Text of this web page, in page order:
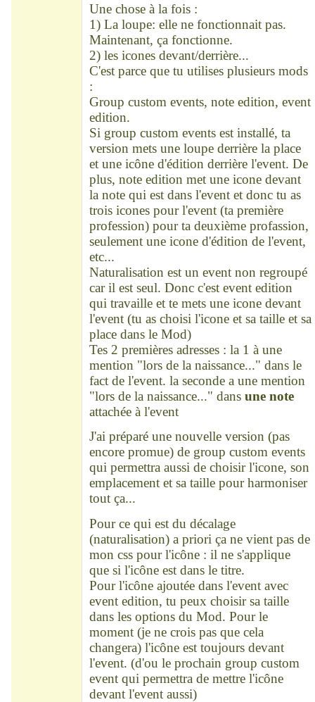
Une chose à la fois :
1) La loupe: elle ne fonctionnait pas.
Maintenant, ça fonctionne.
2) les icones devant/derrière...
C'est parce que tu utilises plusieurs mods
:
Group custom events, note edition, event
edition.
Si group custom events est installé, ta
version mets une loupe derrière la place
et une icône d'édition derrière l'event. De
plus, note edition met une icone devant
la note qui est dans l'event et donc tu as
trois icones pour l'event (ta première
profession) pour ta deuxième profassion,
seulement une icone d'édition de l'event,
etc...
Naturalisation est un event non regroupé
car il est seul. Donc c'est event edition
qui travaille et te mets une icone devant
l'event (tu as choisi l'icone et sa taille et sa
place dans le Mod)
Tes 2 premières adresses : la 1 à une
mention "lors de la naissance..." dans le
fact de l'event. la seconde a une mention
"lors de la naissance..." dans une note
attachée à l'event
J'ai préparé une nouvelle version (pas
encore promue) de group custom events
qui permettra aussi de choisir l'icone, son
emplacement et sa taille pour harmoniser
tout ça...
Pour ce qui est du décalage
(naturalisation) a priori ça ne vient pas de
mon css pour l'icône : il ne s'applique
que si l'icône est dans le titre.
Pour l'icône ajoutée dans l'event avec
event edition, tu peux choisir sa taille
dans les options du Mod. Pour le
moment (je ne crois pas que cela
changera) l'icône est toujours devant
l'event. (d'ou le prochain group custom
event qui permettra de mettre l'icône
devant l'event aussi)